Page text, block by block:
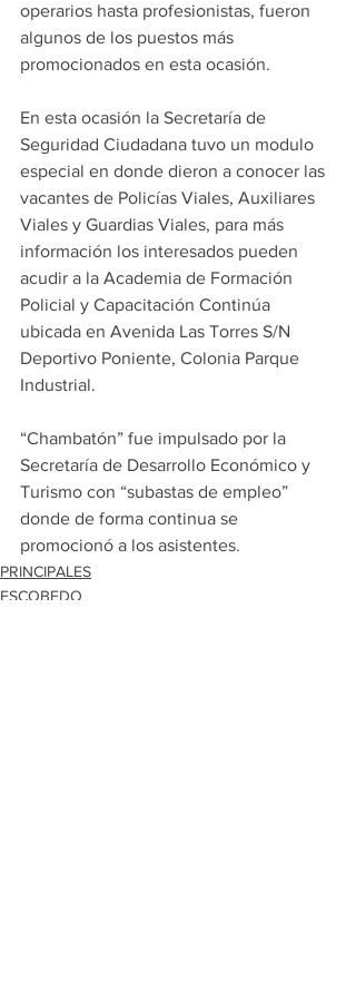
operarios hasta profesionistas, fueron
algunos de los puestos más
promocionados en esta ocasión.
En esta ocasión la Secretaría de
Seguridad Ciudadana tuvo un modulo
especial en donde dieron a conocer las
vacantes de Policías Viales, Auxiliares
Viales y Guardias Viales, para más
información los interesados pueden
acudir a la Academia de Formación
Policial y Capacitación Continúa
ubicada en Avenida Las Torres S/N
Deportivo Poniente, Colonia Parque
Industrial.
“Chambatón” fue impulsado por la
Secretaría de Desarrollo Económico y
Turismo con “subastas de empleo”
donde de forma continua se
promocionó a los asistentes.
PRINCIPALES
ESCOBEDO